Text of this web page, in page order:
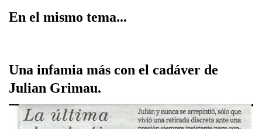
En el mismo tema...
Una infamia más con el cadáver de
Julian Grimau.